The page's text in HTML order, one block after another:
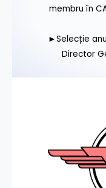
membru în
►Selecție
Director